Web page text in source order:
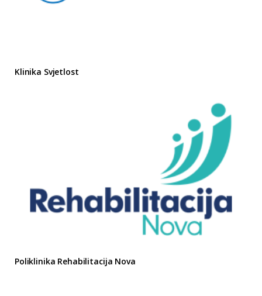
Klinika Svjetlost
Poliklinika Rehabilitacija Nova